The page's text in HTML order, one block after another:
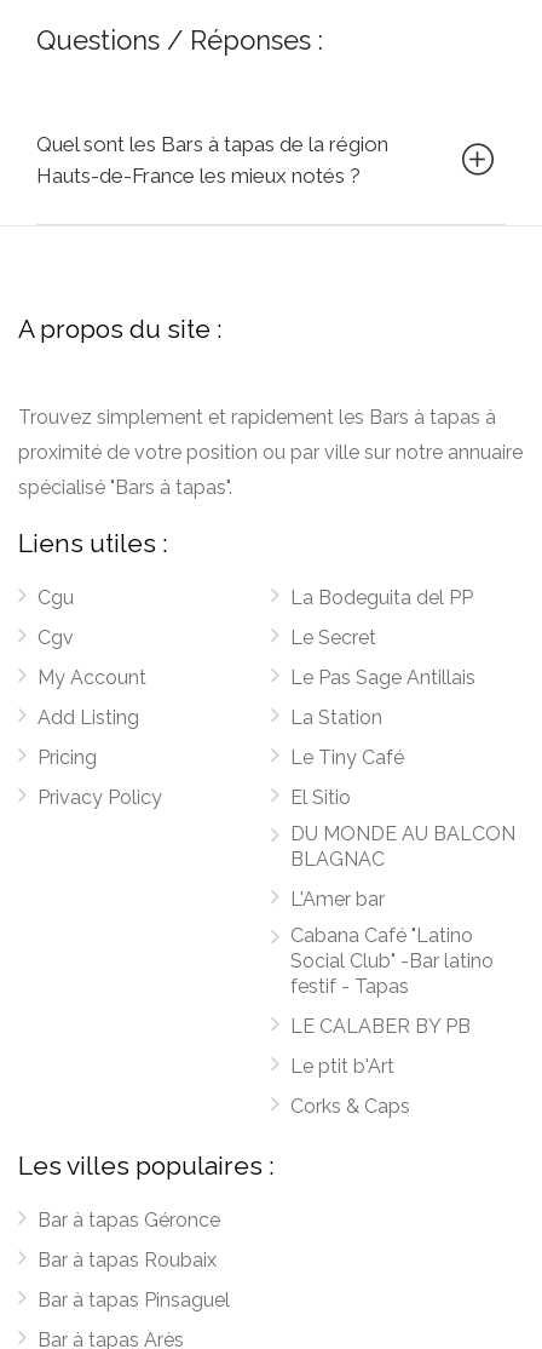
Questions / Réponses :
Quel sont les Bars à tapas de la région
Hauts-de-France les mieux notés ?
A propos du site :
Trouvez simplement et rapidement les Bars à tapas à
proximité de votre position ou par ville sur notre annuaire
spécialisé "Bars à tapas".
Liens utiles :
Cgu
Cgv
My Account
Add Listing
Pricing
Privacy Policy
La Bodeguita del PP
Le Secret
Le Pas Sage Antillais
La Station
Le Tiny Café
El Sitio
DU MONDE AU BALCON
BLAGNAC
L'Amer bar
Cabana Café "Latino
Social Club" -Bar latino
festif - Tapas
LE CALABER BY PB
Le ptit b'Art
Corks & Caps
Les villes populaires :
Bar à tapas Géronce
Bar à tapas Roubaix
Bar à tapas Pinsaguel
Bar à tapas Arès